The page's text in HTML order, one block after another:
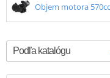
Objem motora 570cc